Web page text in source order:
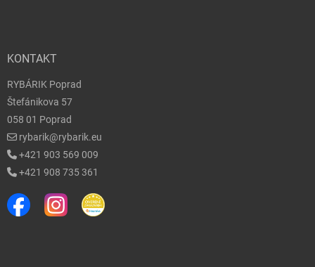
KONTAKT
RYBÁRIK Poprad
Štefánikova 57
058 01 Poprad
rybarik@rybarik.eu
+421 903 569 009
+421 908 735 361